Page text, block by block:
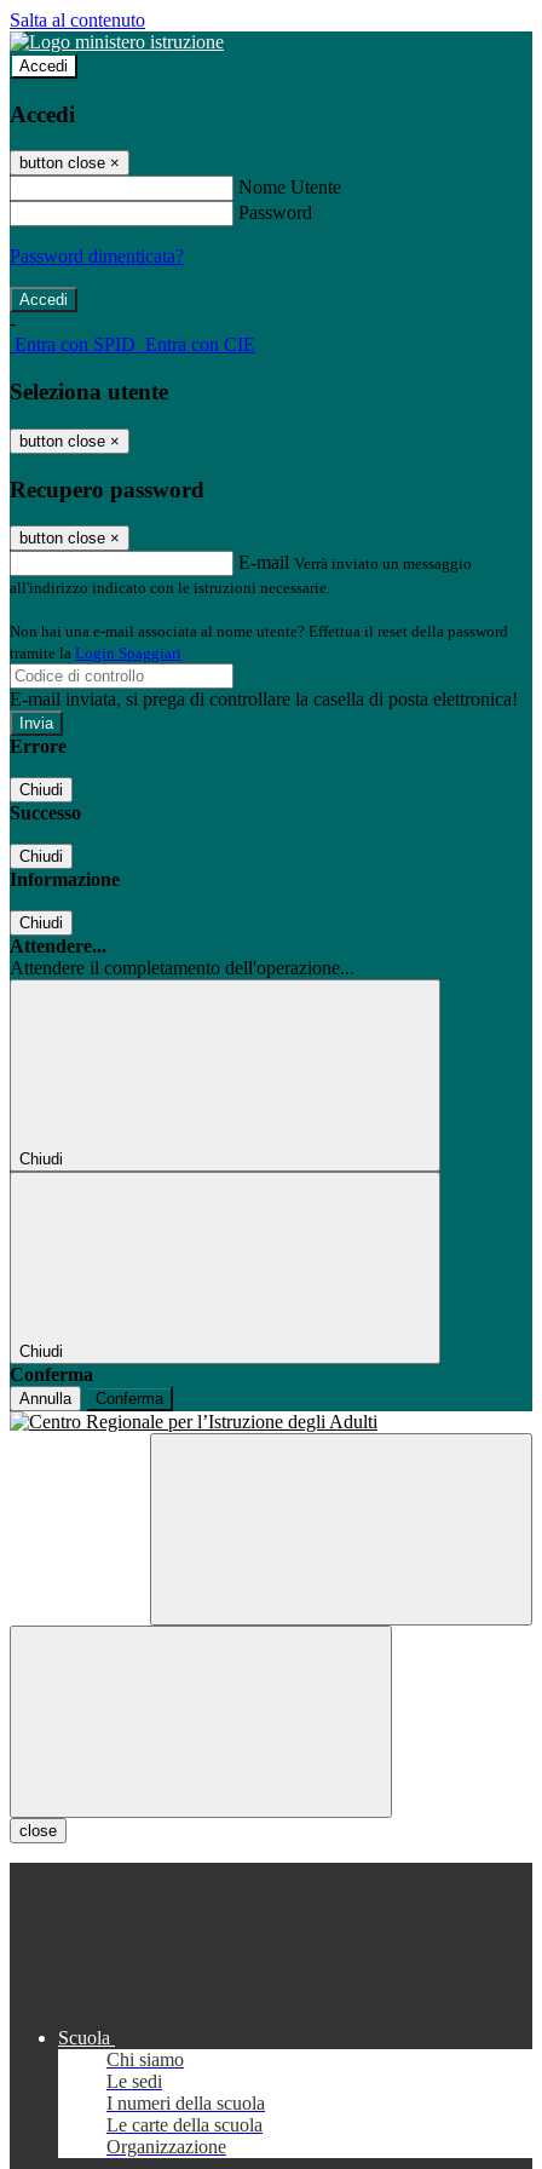
Salta al contenuto
Accedi
Accedi
button close ×
Nome Utente
Password
Password dimenticata?
-
Entra con SPID Entra con CIE
Seleziona utente
button close ×
Recupero password
button close ×
E-mail Verrà inviato un messaggio
all'indirizzo indicato con le istruzioni necessarie.
Non hai una e-mail associata al nome utente? Effettua il reset della password
tramite la Login Spaggiari
E-mail inviata, si prega di controllare la casella di posta elettronica!
Errore
Chiudi
Successo
Chiudi
Informazione
Chiudi
Attendere...
Attendere il completamento dell'operazione...
Chiudi
Chiudi
Conferma
Annulla Conferma
close
Scuola
Chi siamo
Le sedi
I numeri della scuola
Le carte della scuola
Organizzazione